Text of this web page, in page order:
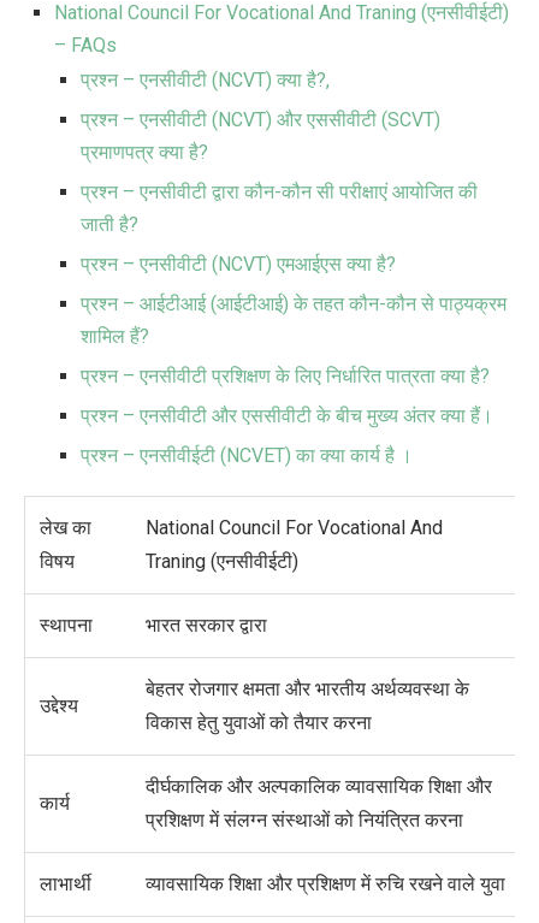
National Council For Vocational And Traning (एनसीवीईटी)
– FAQs
प्रश्न – एनसीवीटी (NCVT) क्या है?,
प्रश्न – एनसीवीटी (NCVT) और एससीवीटी (SCVT)
प्रमाणपत्र क्या है?
प्रश्न – एनसीवीटी द्वारा कौन-कौन सी परीक्षाएं आयोजित की
जाती है?
प्रश्न – एनसीवीटी (NCVT) एमआईएस क्या है?
प्रश्न – आईटीआई (आईटीआई) के तहत कौन-कौन से पाठ्यक्रम
शामिल हैं?
प्रश्न – एनसीवीटी प्रशिक्षण के लिए निर्धारित पात्रता क्या है?
प्रश्न – एनसीवीटी और एससीवीटी के बीच मुख्य अंतर क्या हैं।
प्रश्न – एनसीवीईटी (NCVET) का क्या कार्य है ।
लेख का
विषय
National Council For Vocational And
Traning (एनसीवीईटी)
स्थापना भारत सरकार द्वारा
उद्देश्य
बेहतर रोजगार क्षमता और भारतीय अर्थव्यवस्था के
विकास हेतु युवाओं को तैयार करना
कार्य
दीर्घकालिक और अल्पकालिक व्यावसायिक शिक्षा और
प्रशिक्षण में संलग्न संस्थाओं को नियंत्रित करना
लाभार्थी व्यावसायिक शिक्षा और प्रशिक्षण में रुचि रखने वाले युवा